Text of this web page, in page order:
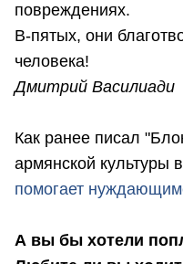
повреждениях.
В-пятых, они
человека!
Дмитрий Василиади
Как ранее писал
армянской культуры
помогает
А вы бы хотели